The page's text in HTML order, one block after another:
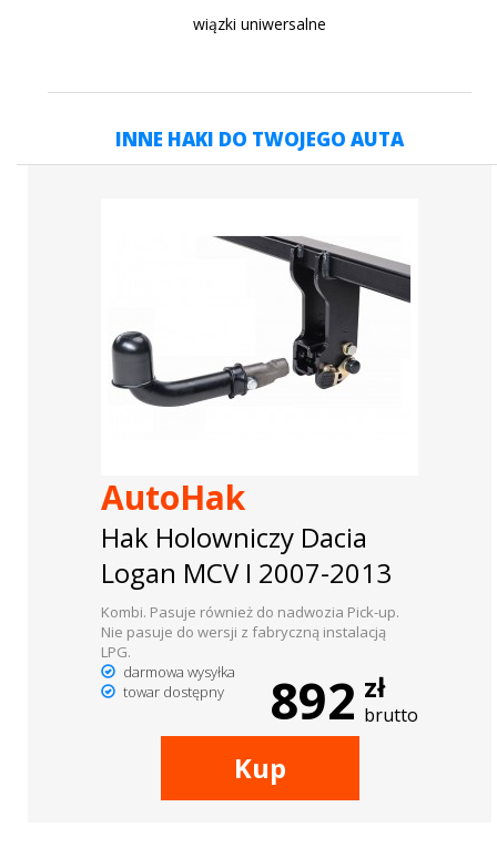
wiązki uniwersalne
INNE HAKI DO TWOJEGO AUTA
AutoHak
Hak Holowniczy Dacia
Logan MCV I 2007-2013
Kombi. Pasuje również do nadwozia Pick-up.
Nie pasuje do wersji z fabryczną instalacją
LPG.
darmowa wysyłka
towar dostępny
892 zł
brutto
Kup